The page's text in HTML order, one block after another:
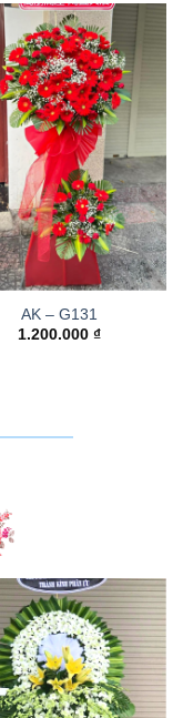
AK – G131
1.200.000 ₫